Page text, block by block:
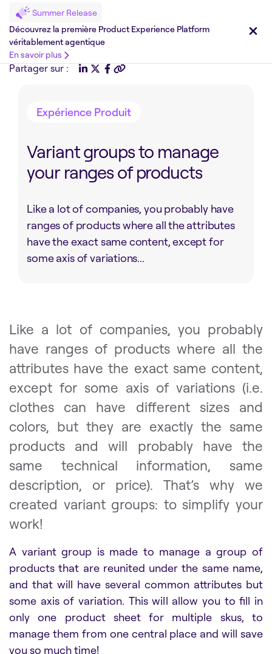
Summer Release
Découvrez la première Product Experience Platform
véritablement agentique
En savoir plus
Partager sur :
Expérience Produit
Variant groups to manage
your ranges of products
Like a lot of companies, you probably have
ranges of products where all the attributes
have the exact same content, except for
some axis of variations...
Like a lot of companies, you probably
have ranges of products where all the
attributes have the exact same content,
except for some axis of variations (i.e.
clothes can have different sizes and
colors, but they are exactly the same
products and will probably have the
same technical information, same
description, or price). That’s why we
created variant groups: to simplify your
work!
A variant group is made to manage a group of
products that are reunited under the same name,
and that will have several common attributes but
some axis of variation. This will allow you to fill in
only one product sheet for multiple skus, to
manage them from one central place and will save
you so much time!